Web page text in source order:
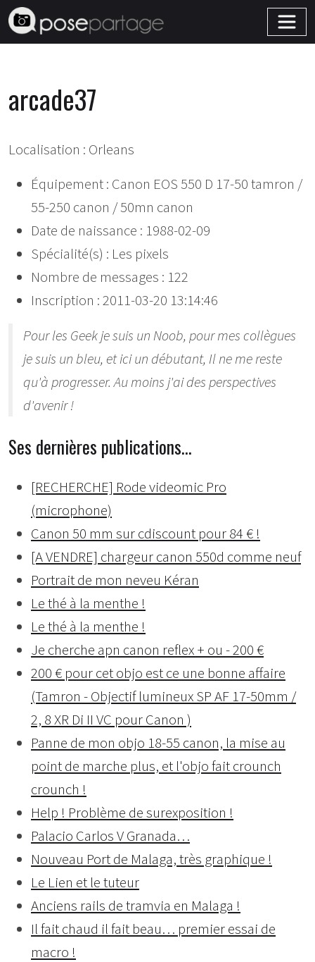
arcade37
Localisation : Orleans
Équipement : Canon EOS 550 D 17-50 tamron /
55-250 canon / 50mn canon
Date de naissance : 1988-02-09
Spécialité(s) : Les pixels
Nombre de messages : 122
Inscription : 2011-03-20 13:14:46
Pour les Geek je suis un Noob, pour mes collègues
je suis un bleu, et ici un débutant, Il ne me reste
qu'à progresser. Au moins j'ai des perspectives
d'avenir !
Ses dernières publications…
[RECHERCHE] Rode videomic Pro
(microphone)
Canon 50 mm sur cdiscount pour 84 € !
[A VENDRE] chargeur canon 550d comme neuf
Portrait de mon neveu Kéran
Le thé à la menthe !
Le thé à la menthe !
Je cherche apn canon reflex + ou - 200 €
200 € pour cet objo est ce une bonne affaire
(Tamron - Objectif lumineux SP AF 17-50mm /
2, 8 XR Di II VC pour Canon )
Panne de mon objo 18-55 canon, la mise au
point de marche plus, et l'objo fait crounch
crounch !
Help ! Problème de surexposition !
Palacio Carlos V Granada…
Nouveau Port de Malaga, très graphique !
Le Lien et le tuteur
Anciens rails de tramvia en Malaga !
Il fait chaud il fait beau… premier essai de
macro !